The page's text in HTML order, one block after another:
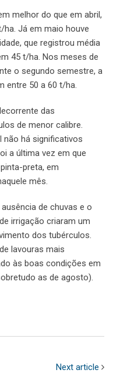
melhor do que em abril,
ha. Já em maio houve
que registrou média
45 t/ha. Nos meses de
o segundo semestre, a
entre 50 a 60 t/ha.
das
de menor calibre.
não há significativos
a última vez em que
preta, em
mês.
de chuvas e o
irrigação criaram um
dos tubérculos.
lavouras mais
às boas condições em
as de agosto).
Next article